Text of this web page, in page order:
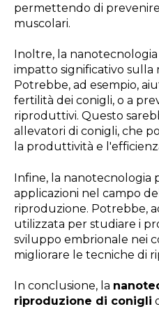
permettendo di
muscolari.
Inoltre, la
impatto significativo sulla
Potrebbe, ad esempio,
fertilità dei conigli, o a
riproduttivi. Questo
allevatori di conigli, che
la produttività e
Infine, la nanotecnologia
applicazioni nel campo
riproduzione. Potrebbe,
utilizzata per studiare i
sviluppo embrionale nei
migliorare le tecniche di
In conclusione, la
riproduzione di conigli